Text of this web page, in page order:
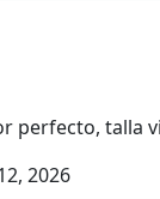
perfecto, talla
2026